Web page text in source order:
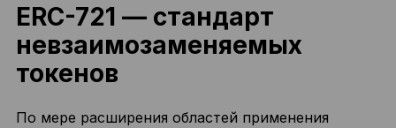
ERC-721 — стандарт
невзаимозаменяемых
токенов
По мере расширения областей применения